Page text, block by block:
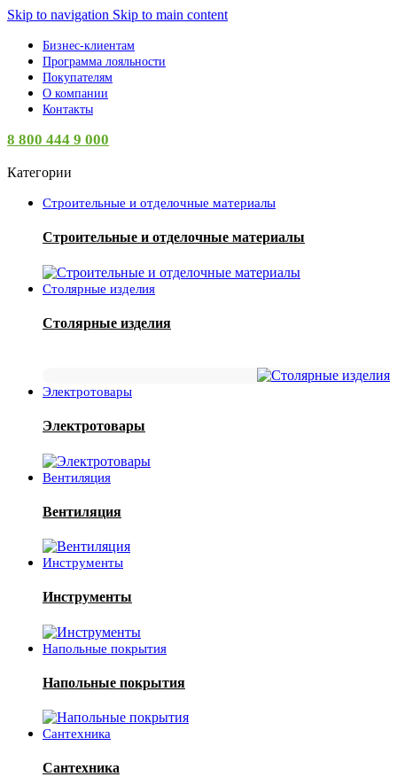
Skip to navigation Skip to main content
Бизнес-клиентам
Программа лояльности
Покупателям
О компании
Контакты
8 800 444 9 000
Категории
Строительные и отделочные материалы
Строительные и отделочные материалы
Столярные изделия
Столярные изделия
Электротовары
Электротовары
Вентиляция
Вентиляция
Инструменты
Инструменты
Напольные покрытия
Напольные покрытия
Сантехника
Сантехника